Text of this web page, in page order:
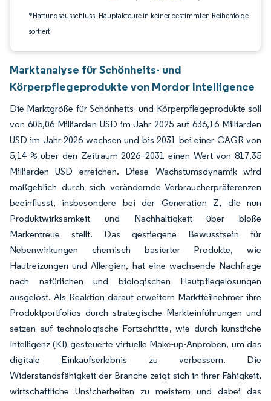
*Haftungsausschluss: Hauptakteure in keiner bestimmten Reihenfolge
sortiert
Marktanalyse für Schönheits- und
Körperpflegeprodukte von Mordor Intelligence
Die Marktgröße für Schönheits- und Körperpflegeprodukte soll
von 605,06 Milliarden USD im Jahr 2025 auf 636,16 Milliarden
USD im Jahr 2026 wachsen und bis 2031 bei einer CAGR von
5,14 % über den Zeitraum 2026–2031 einen Wert von 817,35
Milliarden USD erreichen. Diese Wachstumsdynamik wird
maßgeblich durch sich verändernde Verbraucherpräferenzen
beeinflusst, insbesondere bei der Generation Z, die nun
Produktwirksamkeit und Nachhaltigkeit über bloße
Markentreue stellt. Das gestiegene Bewusstsein für
Nebenwirkungen chemisch basierter Produkte, wie
Hautreizungen und Allergien, hat eine wachsende Nachfrage
nach natürlichen und biologischen Hautpflegelösungen
ausgelöst. Als Reaktion darauf erweitern Marktteilnehmer ihre
Produktportfolios durch strategische Markteinführungen und
setzen auf technologische Fortschritte, wie durch künstliche
Intelligenz (KI) gesteuerte virtuelle Make-up-Anproben, um das
digitale Einkaufserlebnis zu verbessern. Die
Widerstandsfähigkeit der Branche zeigt sich in ihrer Fähigkeit,
wirtschaftliche Unsicherheiten zu meistern und dabei das